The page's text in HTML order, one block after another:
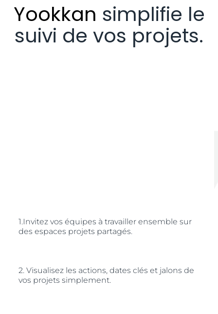
Yookkan simplifie le
suivi de vos projets.
1.Invitez vos équipes à travailler ensemble sur
des espaces projets partagés.
2. Visualisez les actions, dates clés et jalons de
vos projets simplement.